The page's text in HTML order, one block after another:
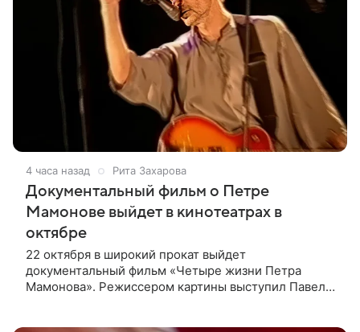
4 часа назад Рита Захарова
Документальный фильм о Петре
Мамонове выйдет в кинотеатрах в
октябре
22 октября в широкий прокат выйдет
документальный фильм «Четыре жизни Петра
Мамонова». Режиссером картины выступил Павел